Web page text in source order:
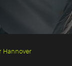
Hannover